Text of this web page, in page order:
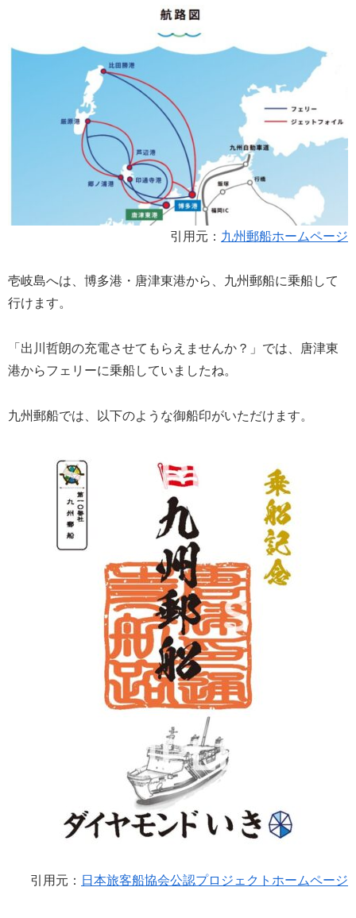
引用元： 九州郵船ホームページ
壱岐島へは、博多港・唐津東港から、九州郵船に乗船して
行けます。
「出川哲朗の充電させてもらえませんか？」では、唐津東
港からフェリーに乗船していましたね。
九州郵船では、以下のような御船印がいただけます。
引用元： 日本旅客船協会公認プロジェクトホームページ